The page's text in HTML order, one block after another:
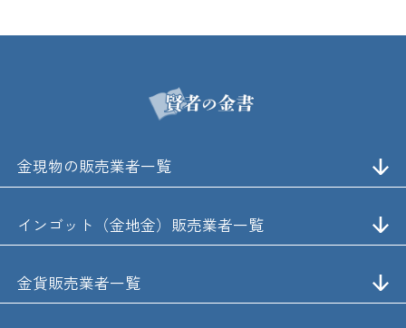
金現物の販売業者一覧
インゴット（金地金）販売業者一覧
金貨販売業者一覧